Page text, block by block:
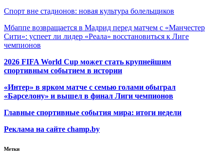
Спорт вне стадионов: новая культура болельщиков
Мбаппе возвращается в Мадрид перед матчем с «Манчестер
Сити»: успеет ли лидер «Реала» восстановиться к Лиге
чемпионов
2026 FIFA World Cup может стать крупнейшим
спортивным событием в истории
«Интер» в ярком матче с семью голами обыграл
«Барселону» и вышел в финал Лиги чемпионов
Главные спортивные события мира: итоги недели
Реклама на сайте champ.by
Метки